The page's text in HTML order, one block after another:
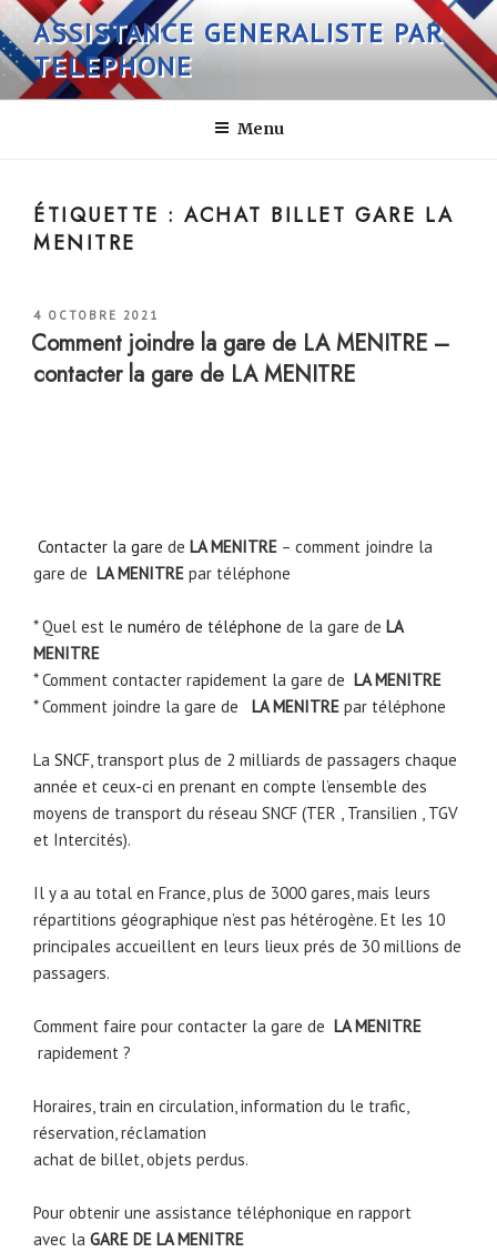
Aller
au
contenu
principal
ASSISTANCE GENERALISTE PAR
TELEPHONE
Menu
ÉTIQUETTE :ACHAT BILLET GARE LA
MENITRE
PUBLIÉ
LE
4 OCTOBRE 2021
Comment joindre la gare de LA MENITRE –
contacter la gare de LA MENITRE
Contacter la gare de LA MENITRE – comment joindre la
gare de LA MENITRE par téléphone
* Quel est le numéro de téléphone de la gare de LA
MENITRE
* Comment contacter rapidement la gare de LA MENITRE
* Comment joindre la gare de
LA MENITRE par téléphone
La SNCF, transport plus de 2 milliards de passagers chaque
année et ceux-ci en prenant en compte l’ensemble des
moyens de transport du réseau SNCF (TER , Transilien , TGV
et Intercités).
Il y a au total en France, plus de 3000 gares, mais leurs
répartitions géographique n’est pas hétérogène. Et les 10
principales accueillent en leurs lieux prés de 30 millions de
passagers.
Comment faire pour contacter la gare de LA MENITRE
rapidement ?
Horaires, train en circulation, information du le trafic,
réservation, réclamation
achat de billet, objets perdus.
Pour obtenir une assistance téléphonique en rapport
avec la GARE DE LA MENITRE